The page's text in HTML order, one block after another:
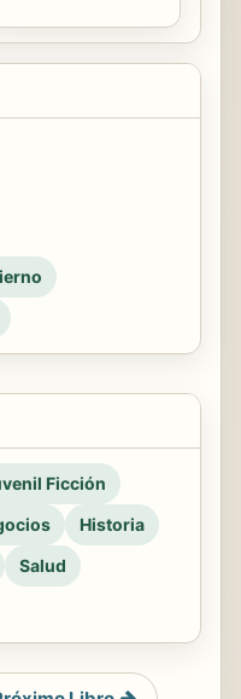
Ficción
Historia
Salud